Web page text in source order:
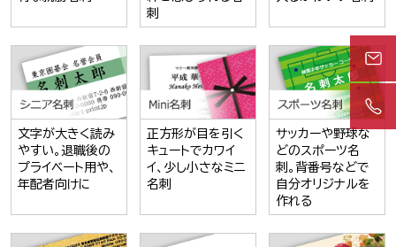
刺
文字が大きく読み
やすい。退職後の
プライベート用や、
年配者向けに
正方形が目を引く
キュートでカワイ
イ、少し小さなミニ
名刺
サッカーや野球な
どのスポーツ名
刺。背番号などで
自分オリジナルを
作れる